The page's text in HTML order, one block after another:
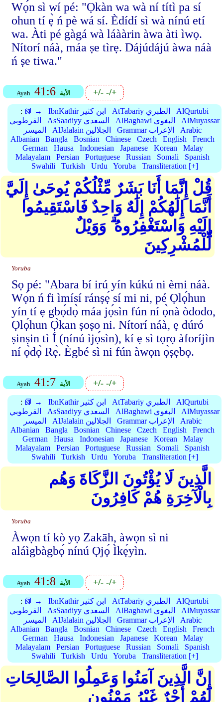
Wọ́n sì wí pé: "Ọkàn wa wà ní títì pa sí
ohun tí ẹ̀ ń pè wá sí. Èdídí sì wà nínú etí
wa. Àti pé gàgá wà láààrin àwa àti ìwọ.
Nítorí náà, máa ṣe tìrẹ. Dájúdájú àwa náà
ń ṣe tiwa."
Ayah 41:6 الأية +/--/+
: 📗 → IbnKathir ابن كثير AtTabariy الطبري
AlQurtubi
القرطوبي
AsSaadiyy السعدي AlBaghawi البغوي
AlMuyassar
الميسر
AlJalalain الجلالين Grammar الإعراب
Arabic
Albanian
Bangla Bosnian Chinese Czech English
French
German
Hausa Indonesian Japanese Korean
Malay
Malayalam
Persian Portuguese Russian Somali
Spanish
Swahili
Turkish Urdu Yoruba Transliteration [+]
قُلْ إِنَّمَا أَنَا بَشَرٌ مِّثْلُكُمْ يُوحَىٰ إِلَيَّ
أَنَّمَا إِلَٰهُكُمْ إِلَٰهٌ وَاحِدٌ فَاسْتَقِيمُوا
إِلَيْهِ وَاسْتَغْفِرُوهُ ۗ وَوَيْلٌ
لِّلْمُشْرِكِينَ
Yoruba
Sọ pé: "Abara bí irú yín kúkú ni èmi náà.
Wọ́n ń fi ìmísí ránṣẹ́ sí mi ni, pé Ọlọ́hun
yín tí ẹ gbọ́dọ̀ máa jọ́sìn fún ní ọ̀nà òdodo,
Ọlọ́hun Ọ̀kan ṣoṣo ni. Nítorí náà, ẹ dúró
ṣinṣin tì Í (nínú ìjọ́sìn), kí ẹ sì tọrọ àforíjìn
ní ọ̀dọ̀ Rẹ̀. Ègbé sì ni fún àwọn ọ̀ṣẹbọ.
Ayah 41:7 الأية +/--/+
: 📗 → IbnKathir ابن كثير AtTabariy الطبري
AlQurtubi
القرطوبي
AsSaadiyy السعدي AlBaghawi البغوي
AlMuyassar
الميسر
AlJalalain الجلالين Grammar الإعراب
Arabic
Albanian
Bangla Bosnian Chinese Czech English
French
German
Hausa Indonesian Japanese Korean
Malay
Malayalam
Persian Portuguese Russian Somali
Spanish
Swahili
Turkish Urdu Yoruba Transliteration [+]
الَّذِينَ لَا يُؤْتُونَ الزَّكَاةَ وَهُم
بِالْآخِرَةِ هُمْ كَافِرُونَ
Yoruba
Àwọn tí kò yọ Zakāh, àwọn sì ni
aláìgbàgbọ́ nínú Ọjọ́ Ìkẹ́yìn.
Ayah 41:8 الأية +/--/+
: 📗 → IbnKathir ابن كثير AtTabariy الطبري
AlQurtubi
القرطوبي
AsSaadiyy السعدي AlBaghawi البغوي
AlMuyassar
الميسر
AlJalalain الجلالين Grammar الإعراب
Arabic
Albanian
Bangla Bosnian Chinese Czech English
French
German
Hausa Indonesian Japanese Korean
Malay
Malayalam
Persian Portuguese Russian Somali
Spanish
Swahili
Turkish Urdu Yoruba Transliteration [+]
إِنَّ الَّذِينَ آمَنُوا وَعَمِلُوا الصَّالِحَاتِ
لَهُمْ أَجْرٌ غَيْرُ مَمْنُونٍ